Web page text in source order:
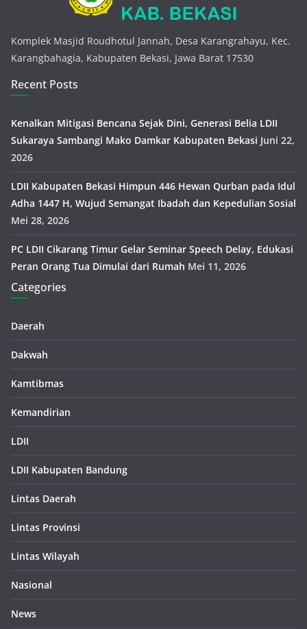
Komplek Masjid Roudhotul Jannah, Desa Karangrahayu, Kec.
Karangbahagia, Kabupaten Bekasi, Jawa Barat 17530
Recent Posts
Kenalkan Mitigasi Bencana Sejak Dini, Generasi Belia LDII
Sukaraya Sambangi Mako Damkar Kabupaten Bekasi Juni 22,
2026
LDII Kabupaten Bekasi Himpun 446 Hewan Qurban pada Idul
Adha 1447 H, Wujud Semangat Ibadah dan Kepedulian Sosial
Mei 28, 2026
PC LDII Cikarang Timur Gelar Seminar Speech Delay, Edukasi
Peran Orang Tua Dimulai dari Rumah Mei 11, 2026
Categories
Daerah
Dakwah
Kamtibmas
Kemandirian
LDII
LDII Kabupaten Bandung
Lintas Daerah
Lintas Provinsi
Lintas Wilayah
Nasional
News